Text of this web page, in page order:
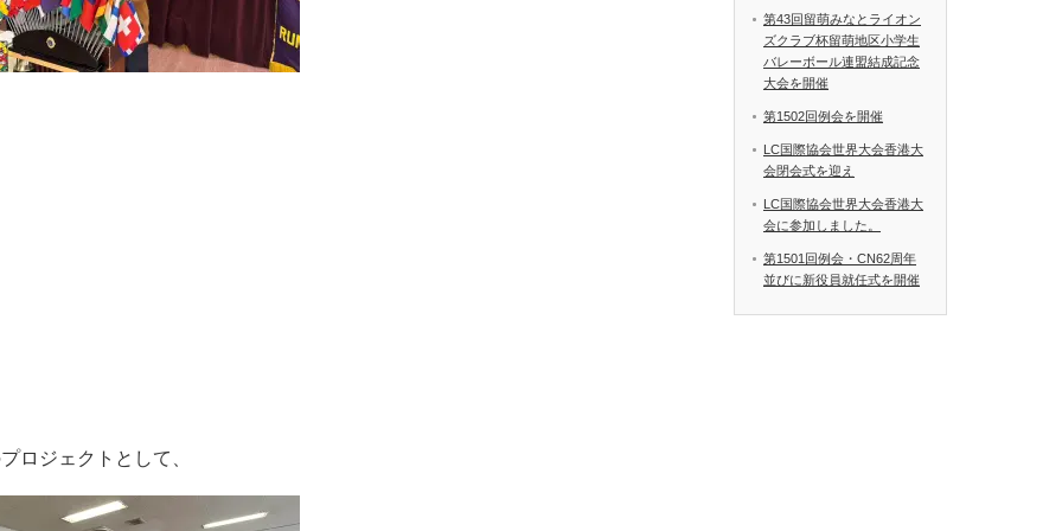
ロジェクトとして、
第43回留萌みなとライオン
ズクラブ杯留萌地区小学生
バレーボール連盟結成記念
大会を開催
第1502回例会を開催
LC国際協会世界大会香港大
会閉会式を迎え
LC国際協会世界大会香港大
会に参加しました。
第1501回例会・CN62周年
並びに新役員就任式を開催